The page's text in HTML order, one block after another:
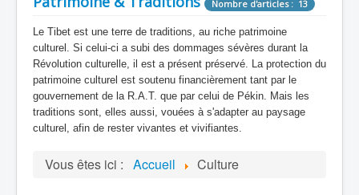
Nombre d'articles : 13
Le Tibet est une terre de traditions, au riche patrimoine
culturel. Si celui-ci a subi des dommages sévères durant la
Révolution culturelle, il est a présent préservé. La protection du
patrimoine culturel est soutenu financièrement tant par le
gouvernement de la R.A.T. que par celui de Pékin. Mais les
traditions sont, elles aussi, vouées à s'adapter au paysage
culturel, afin de rester vivantes et vivifiantes.
Vous êtes ici : Accueil Culture